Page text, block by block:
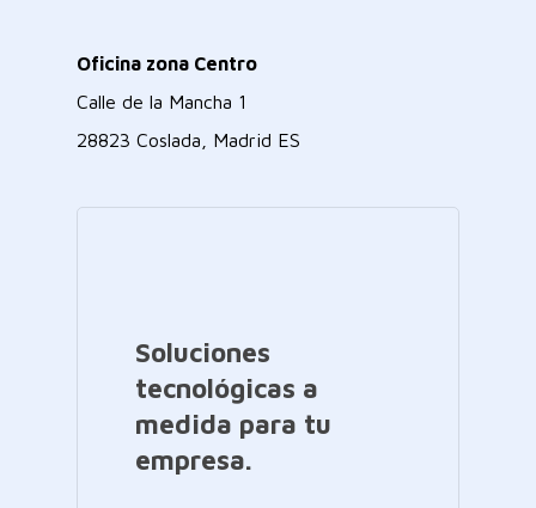
Oficina zona Centro
Calle de la Mancha 1
28823 Coslada, Madrid ES
Soluciones
tecnológicas a
medida para tu
empresa.